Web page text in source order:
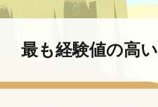
最も経験値の高い